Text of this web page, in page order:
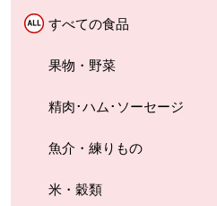
すべての食品
果物・野菜
精肉･ハム･ソーセージ
魚介・練りもの
米・穀類